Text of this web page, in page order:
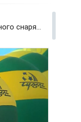
Пхеньянская фабрика спортивного снаряжения и инвентаря вносит вклад в развитие физкультуры и спорта страны